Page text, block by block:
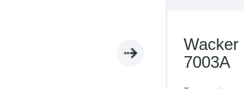
Wacker
7003A